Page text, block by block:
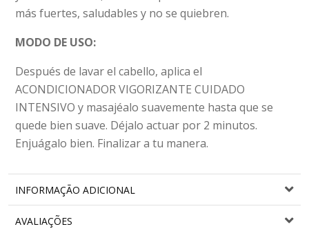
más fuertes, saludables y no se quiebren.
MODO DE USO:
Después de lavar el cabello, aplica el
ACONDICIONADOR VIGORIZANTE CUIDADO
INTENSIVO y masajéalo suavemente hasta que se
quede bien suave. Déjalo actuar por 2 minutos.
Enjuágalo bien. Finalizar a tu manera.
INFORMAÇÃO ADICIONAL
AVALIAÇÕES